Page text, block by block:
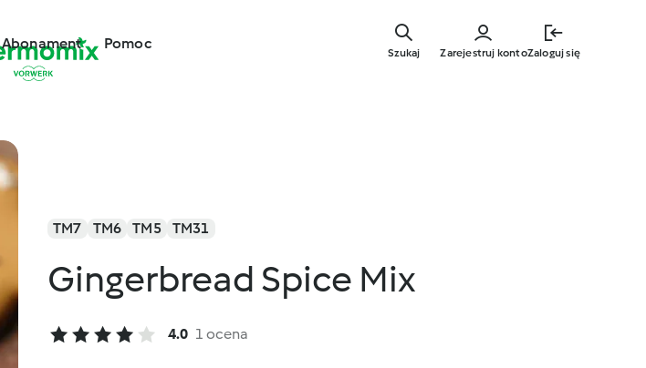
głównej
Abonament Pomoc
Zarejestruj kontoZaloguj się
Szukaj
TM7 TM6 TM5 TM31
Gingerbread Spice Mix
4.0 1 ocena